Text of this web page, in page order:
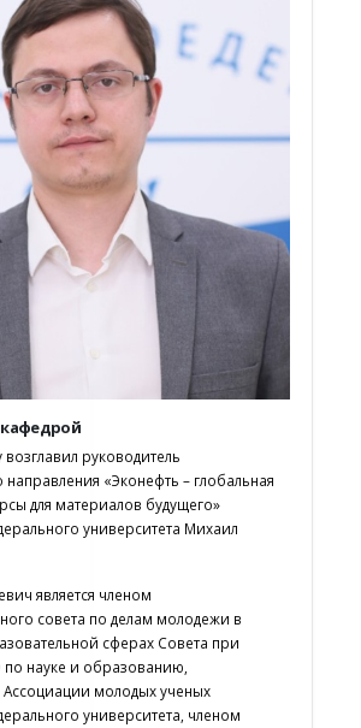
руководитель
«Эконефть – глобальная
для материалов будущего»
университета Михаил
является членом
совета по делам молодежи в
сферах Совета при
по науке и образованию,
Ассоциации молодых ученых
университета, членом